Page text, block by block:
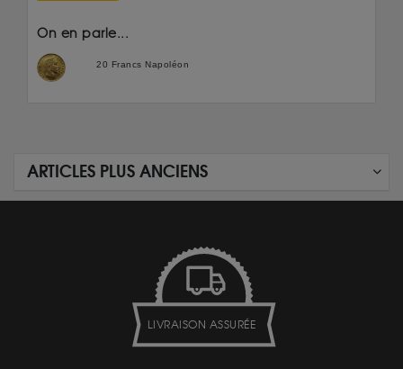
On en parle...
20 Francs Napoléon
ARTICLES PLUS ANCIENS
LIVRAISON ASSURÉE